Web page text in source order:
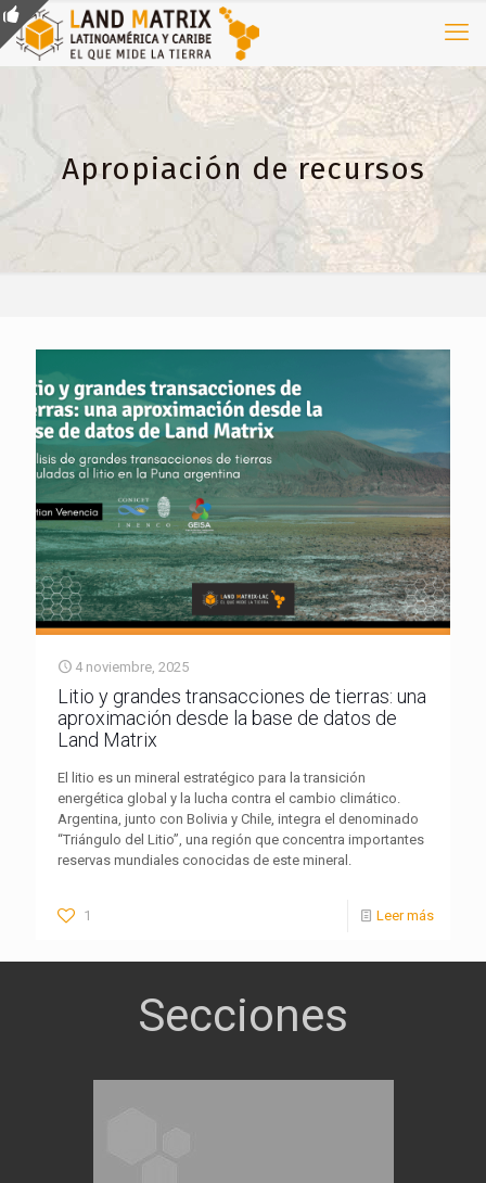
Apropiación de recursos
4 noviembre, 2025
Litio y grandes transacciones de tierras: una
aproximación desde la base de datos de
Land Matrix
El litio es un mineral estratégico para la transición
energética global y la lucha contra el cambio climático.
Argentina, junto con Bolivia y Chile, integra el denominado
“Triángulo del Litio”, una región que concentra importantes
reservas mundiales conocidas de este mineral.
1 Leer más